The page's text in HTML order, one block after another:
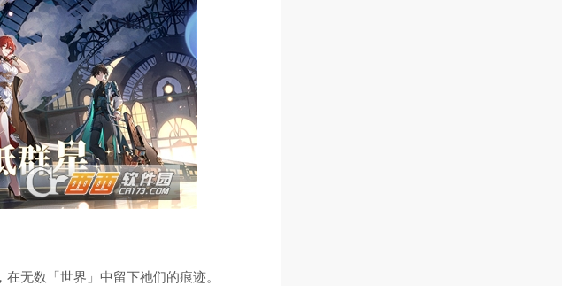
无数「世界」中留下祂们的痕迹。